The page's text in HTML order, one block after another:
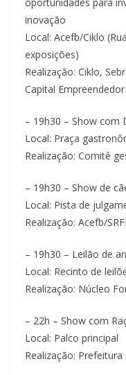
inovação
Local: Acefb/Ciklo
exposições)
Realização: Ciklo,
Capital
– 19h30 – Show com
Local: Praça
Realização: Comitê
– 19h30 – Show de
Local: Pista de
Realização: Acefb/
– 19h30 – Leilão de
Local: Recinto de
Realização: Núcleo
– 22h – Show com
Local: Palco principal
Realização: